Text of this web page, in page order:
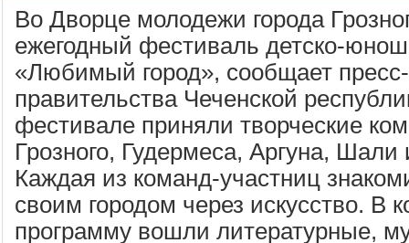
Во Дворце молодежи города
ежегодный фестиваль детско-
«Любимый город», сообщает
правительства Чеченской
фестивале приняли творческие
Грозного, Гудермеса, Аргуна,
Каждая из команд-участниц
своим городом через искусство. В
программу вошли литературные,